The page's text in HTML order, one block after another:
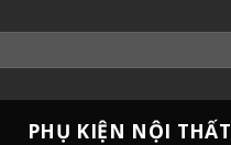
PHỤ KIỆN NỘI THẤT